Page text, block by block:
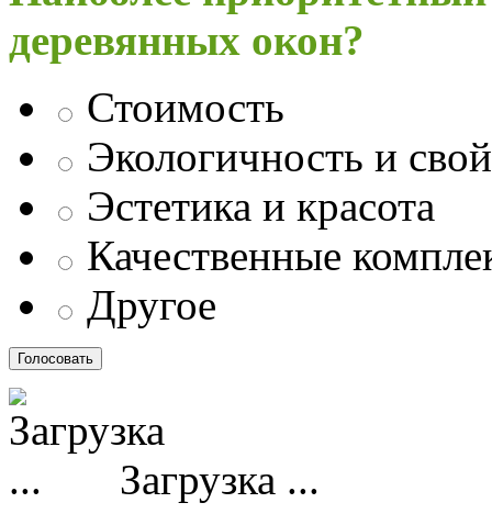
деревянных окон?
Стоимость
Экологичность и
Эстетика и красота
Качественные
Другое
Загрузка ...